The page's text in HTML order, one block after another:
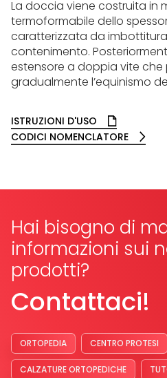
La doccia viene costruita in
termoformabile dello
caratterizzata da
contenimento.
estensore a doppia vite
gradualmente l’equinismo
ISTRUZIONI D'USO
CODICI NOMENCLATORE
Hai bisogno di
informazioni sui
prodotti?
Contattaci!
ORTOPEDIA CENTRO PROTESI
CALZATURE ORTOPEDICHE